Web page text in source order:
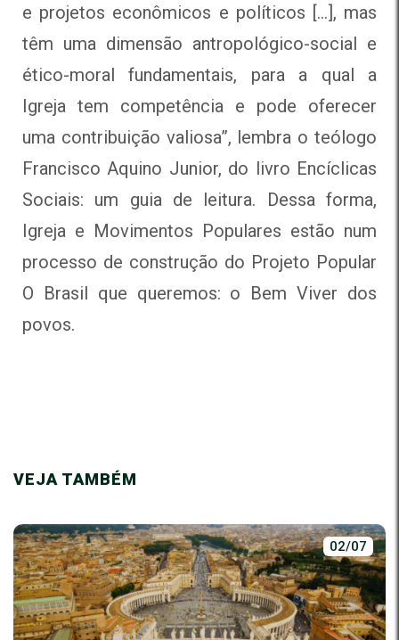
e projetos econômicos e políticos […], mas
têm uma dimensão antropológico-social e
ético-moral fundamentais, para a qual a
Igreja tem competência e pode oferecer
uma contribuição valiosa”, lembra o teólogo
Francisco Aquino Junior, do livro Encíclicas
Sociais: um guia de leitura. Dessa forma,
Igreja e Movimentos Populares estão num
processo de construção do Projeto Popular
O Brasil que queremos: o Bem Viver dos
povos.
VEJA TAMBÉM
02/07